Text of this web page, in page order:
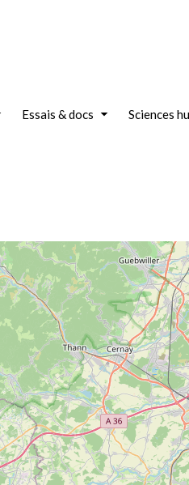
Essais & docs Sciences